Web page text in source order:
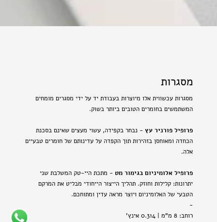
מסגרות
מסגרות עכשווית אלו מיוצרות בעבודת יד על ידי מסגרים מומחים
המשתמשים בחומרים הטובים ביותר בשוק.
פרופיל פורניר עץ - נבחר בקפידה, עשוי מעצים שאינם בסכנת
הכחדה ומאוחסן בזהירות תוך הקפדה על עדינותם של חומרים טבעיים
אלה.
פרופיל אלומיניום בגימור מט - מתכת היי-טק המשלבת שני
יתרונות: קלילות וחוזק. תהליך הייצור הייחודי מבליט את המרקם
הטבעי של האלומיניום ויוצר מראה עדין ומתוחכם.
-
רוחב: 8 מ"מ | 0.314 אינץ'